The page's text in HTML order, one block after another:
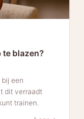
te blazen?
een
dit verraadt
trainen.